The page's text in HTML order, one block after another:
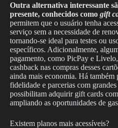
Outra alternativa interessante
presente, conhecidos como gift
permitem que o usuário tenha
serviço sem a necessidade de
tornando-se ideal para testes ou
específicos. Adicionalmente,
pagamento, como PicPay e
cashback nas compras desses
ainda mais economia. Há também
fidelidade e parcerias com
possibilitam adquirir gift cards
ampliando as oportunidades de
Existem planos mais acessíveis?